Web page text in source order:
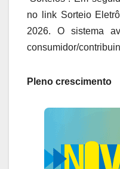
no link Sorteio
2026. O sistema
consumidor/
Pleno crescimento